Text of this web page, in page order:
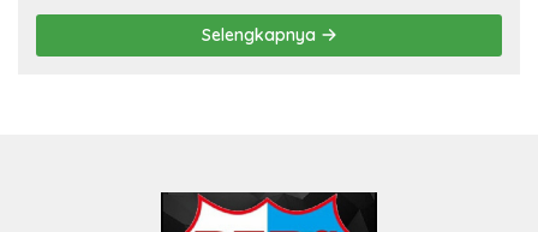
Selengkapnya